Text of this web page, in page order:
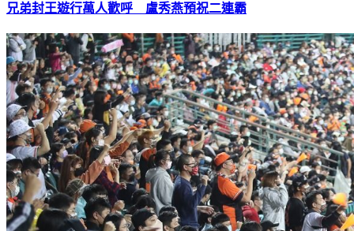
兄弟封王遊行萬人歡呼 盧秀燕預祝二連霸